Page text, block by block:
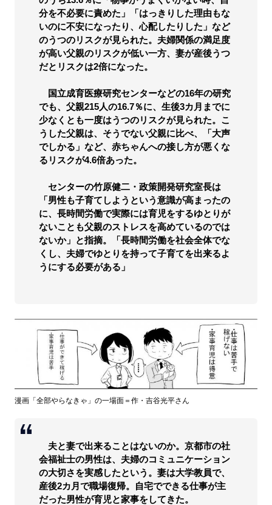
分を不必要に責めた」「はっきりした理由もな
いのに不安になったり、心配したりした」など
のうつのリスクが見られた。夫婦関係の満足度
が高い父親のリスクが低い一方、妻が産後うつ
だとリスクは2倍になった。
国立成育医療研究センターなどの16年の研究
でも、父親215人の16.7％に、生後3カ月までに
少なくとも一度はうつのリスクが見られた。こ
うした父親は、そうでない父親に比べ、「大声
でしかる」など、赤ちゃんへの接し方が悪くな
るリスクが4.6倍あった。
センターの竹原健二・政策開発研究室長は
「男性も子育てしようという意識が高まったの
に、長時間労働で実際には育児をするゆとりが
ないことも父親のストレスを高めているのでは
ないか」と指摘。「長時間労働を社会全体でな
くし、夫婦でゆとりを持って子育てを出来るよ
うにする必要がある」
漫画「全部やらなきゃ」の一場面＝作・吉谷光平さん
夫と妻で出来ることはないのか。京都市の社
会福祉士の男性は、夫婦のコミュニケーション
の大切さを実感したという。妻は大学教員で、
産後2カ月で職場復帰。自宅でできる仕事が主
だった男性が育児と家事をしてきた。